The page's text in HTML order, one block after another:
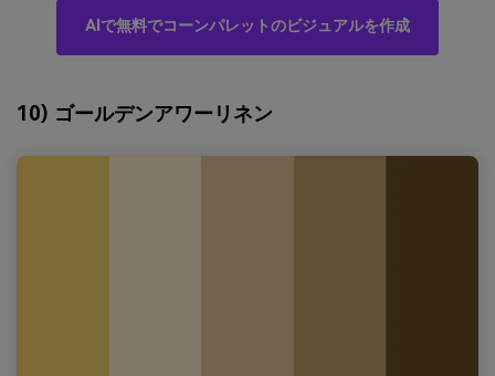
AIで無料でコーンパレットのビジュアルを作成
10) ゴールデンアワーリネン